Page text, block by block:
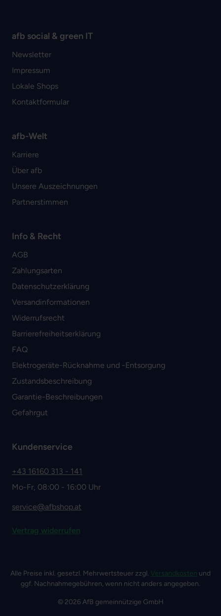
afb social & green IT
Newsletter
Impressum
Lokale Shops
Kontaktformular
afb-Welt
Karriere
Über afb
Unsere Auszeichnungen
Partnerstimmen
Info & Recht
AGB
Zahlungsarten
Datenschutzerklärung
Versandinformationen
Widerrufsrecht
Barrierefreiheitserklärung
FAQ
Elektrogeräte-Rücknahme und -Entsorgung
Zustandsbeschreibung
Garantie-Beschreibungen
Gefahrgut
Kundenservice
+43 16160 313 - 141
Mo-Fr, 08:00 - 16:00 Uhr
service@afbshop.at
Vertrag widerrufen
Alle Preise inkl. gesetzl. Mehrwertsteuer zzgl. Versandkosten und
ggf. Nachnahmegebühren, wenn nicht anders angegeben.
© 2026 AfB gemeinnützige GmbH